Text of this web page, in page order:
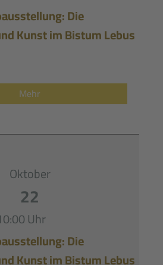
Die
Kunst im Bistum Lebus
Mehr
Oktober
22
Uhr
Die
Kunst im Bistum Lebus